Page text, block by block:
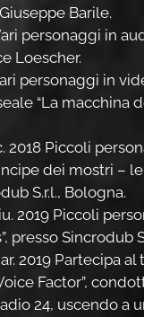
Barile.
personaggi in
Loescher.
personaggi in
“La macchina
2018 Piccoli
dei mostri –
S.r.l., Bologna.
2019 Piccoli
presso Sincrodub
2019 Partecipa al
Factor”,
24, uscendo a